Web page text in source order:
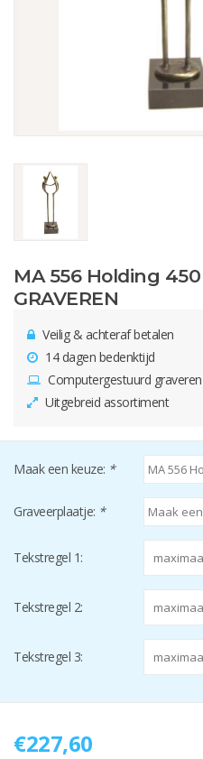
MA 556 Holding
GRAVEREN
Veilig & achteraf betalen
14 dagen bedenktijd
Computergestuurd graveren
Uitgebreid assortiment
Maak een keuze: *
Graveerplaatje: *
Tekstregel 1:
Tekstregel 2:
Tekstregel 3:
€227,60